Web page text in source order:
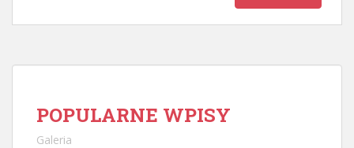
POPULARNE WPISY
Galeria